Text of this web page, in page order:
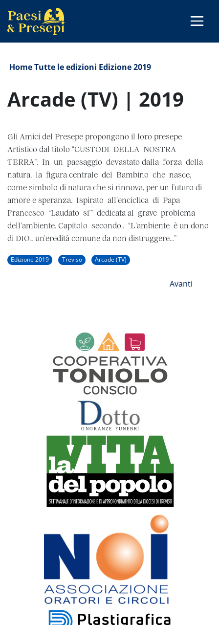
HomeTutte le edizioni Edizione 2019
Arcade (TV) | 2019
Gli Amici del Presepe propongono il loro presepe
Artistico dal titolo “CUSTODI DELLA NOSTRA
TERRA”. In un paesaggio devastato dalla forza della
natura, la figura centrale del Bambino che nasce,
come simbolo di natura che si rinnova, per un futuro di
amore e speranza. Ispirato all’enciclica di Papa
Francesco “Laudato si’” dedicata al grave problema
dell’ambiente. Capitolo secondo.. “L’ambiente è un dono
di DIO… un’eredità comune da non distruggere...”
Edizione 2019 Treviso Arcade (TV)
Avanti